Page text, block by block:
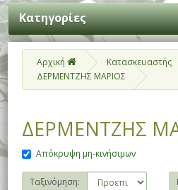
Κατηγορίες
Αρχική
Κατασκευαστής
ΔΕΡΜΕΝΤΖΗΣ ΜΑΡΙΟΣ
ΔΕΡΜΕΝΤΖΗΣ
Απόκρυψη μη-κινήσιμων
Ταξινόμηση: